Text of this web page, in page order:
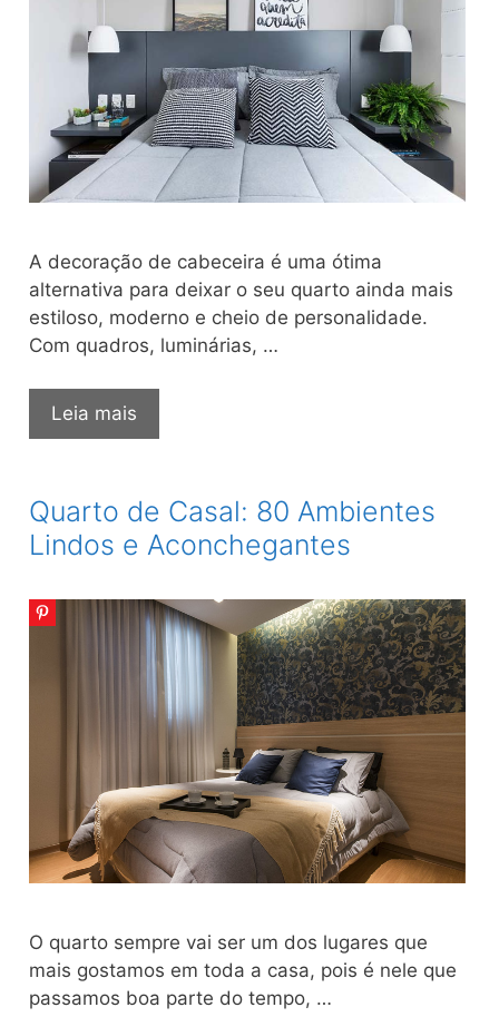
A decoração de cabeceira é uma ótima
alternativa para deixar o seu quarto ainda mais
estiloso, moderno e cheio de personalidade.
Com quadros, luminárias, …
Leia mais
de
80
modelos
para
inspirar
Quarto de Casal: 80 Ambientes
Lindos e Aconchegantes
O quarto sempre vai ser um dos lugares que
mais gostamos em toda a casa, pois é nele que
passamos boa parte do tempo, …